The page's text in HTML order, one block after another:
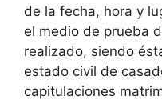
de la fecha, hora y
el medio de prueba
realizado, siendo
estado civil de
capitulaciones